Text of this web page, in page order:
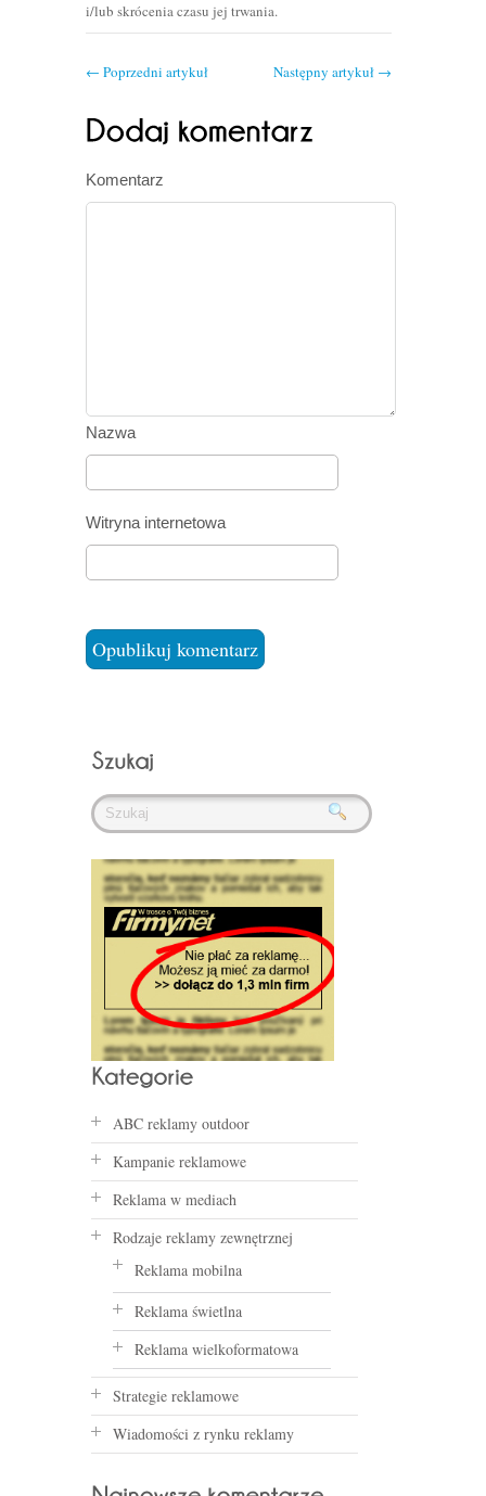
i/lub skrócenia czasu jej trwania.
← Poprzedni artykuł Następny artykuł →
Komentarz
Nazwa
Witryna internetowa
ABC reklamy outdoor
Kampanie reklamowe
Reklama w mediach
Rodzaje reklamy zewnętrznej
Reklama mobilna
Reklama świetlna
Reklama wielkoformatowa
Strategie reklamowe
Wiadomości z rynku reklamy